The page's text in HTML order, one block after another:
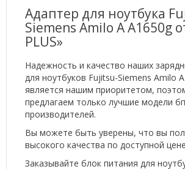
Адаптер для ноутбука
Siemens Amilo A A1650g
PLUS»
Надежность и качество наших
для ноутбуков Fujitsu-Siemens Amilo
является нашим приоритетом,
предлагаем только лучшие модели
производителей.
Вы можете быть уверены, что вы
высокого качества по доступной
Заказывайте блок питания для